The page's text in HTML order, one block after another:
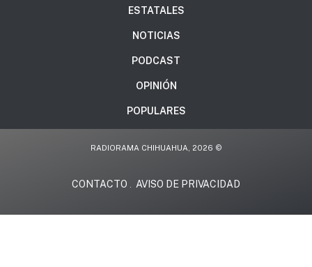
ESTATALES
NOTICIAS
PODCAST
OPINIÓN
POPULARES
RADIORAMA CHIHUAHUA, 2026 ©
CONTACTO AVISO DE PRIVACIDAD